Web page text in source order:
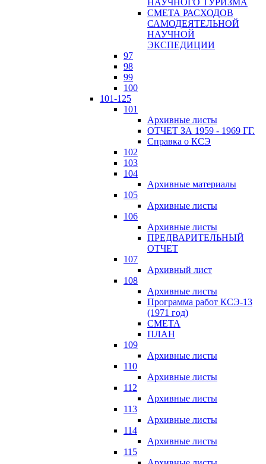
НАУЧНОГО ТУРИЗМА
СМЕТА РАСХОДОВ
САМОДЕЯТЕЛЬНОЙ
НАУЧНОЙ
ЭКСПЕДИЦИИ
97
98
99
100
101-125
101
Архивные листы
ОТЧЕТ ЗА 1959 - 1969 ГГ.
Справка о КСЭ
102
103
104
Архивные материалы
105
Архивные листы
106
Архивные листы
ПРЕДВАРИТЕЛЬНЫЙ
ОТЧЕТ
107
Архивный лист
108
Архивные листы
Программа работ КСЭ-13
(1971 год)
СМЕTA
ПЛАН
109
Архивные листы
110
Архивные листы
112
Архивные листы
113
Архивные листы
114
Архивные листы
115